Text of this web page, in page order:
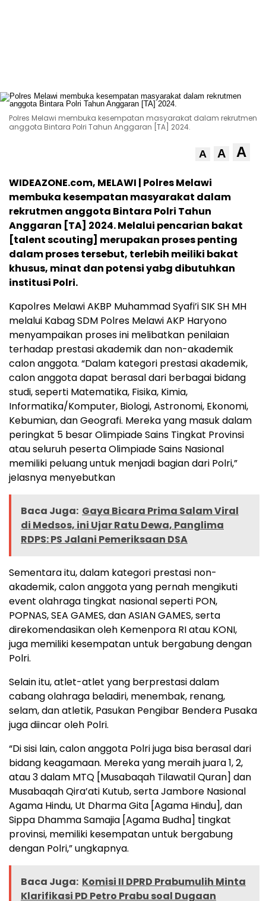
Polres Melawi membuka kesempatan masyarakat dalam rekrutmen
anggota Bintara Polri Tahun Anggaran [TA] 2024.
A A A
WIDEAZONE.com, MELAWI | Polres Melawi
membuka kesempatan masyarakat dalam
rekrutmen anggota Bintara Polri Tahun
Anggaran [TA] 2024. Melalui pencarian bakat
[talent scouting] merupakan proses penting
dalam proses tersebut, terlebih meiliki bakat
khusus, minat dan potensi yabg dibutuhkan
institusi Polri.
Kapolres Melawi AKBP Muhammad Syafi’i SIK SH MH
melalui Kabag SDM Polres Melawi AKP Haryono
menyampaikan proses ini melibatkan penilaian
terhadap prestasi akademik dan non-akademik
calon anggota. “Dalam kategori prestasi akademik,
calon anggota dapat berasal dari berbagai bidang
studi, seperti Matematika, Fisika, Kimia,
Informatika/Komputer, Biologi, Astronomi, Ekonomi,
Kebumian, dan Geografi. Mereka yang masuk dalam
peringkat 5 besar Olimpiade Sains Tingkat Provinsi
atau seluruh peserta Olimpiade Sains Nasional
memiliki peluang untuk menjadi bagian dari Polri,”
jelasnya menyebutkan
Baca Juga: Gaya Bicara Prima Salam Viral
di Medsos, ini Ujar Ratu Dewa, Panglima
RDPS: PS Jalani Pemeriksaan DSA
Sementara itu, dalam kategori prestasi non-
akademik, calon anggota yang pernah mengikuti
event olahraga tingkat nasional seperti PON,
POPNAS, SEA GAMES, dan ASIAN GAMES, serta
direkomendasikan oleh Kemenpora RI atau KONI,
juga memiliki kesempatan untuk bergabung dengan
Polri.
Selain itu, atlet-atlet yang berprestasi dalam
cabang olahraga beladiri, menembak, renang,
selam, dan atletik, Pasukan Pengibar Bendera Pusaka
juga diincar oleh Polri.
“Di sisi lain, calon anggota Polri juga bisa berasal dari
bidang keagamaan. Mereka yang meraih juara 1, 2,
atau 3 dalam MTQ [Musabaqah Tilawatil Quran] dan
Musabaqah Qira’ati Kutub, serta Jambore Nasional
Agama Hindu, Ut Dharma Gita [Agama Hindu], dan
Sippa Dhamma Samajia [Agama Budha] tingkat
provinsi, memiliki kesempatan untuk bergabung
dengan Polri,” ungkapnya.
Baca Juga: Komisi II DPRD Prabumulih Minta
Klarifikasi PD Petro Prabu soal Dugaan